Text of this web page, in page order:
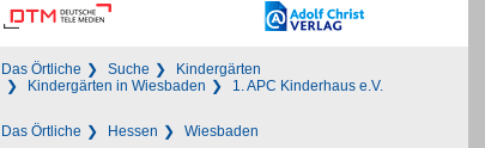
Das Örtliche Suche
Kindergärten
Kindergärten in Wiesbaden
1. APC Kinderhaus e.V.
Das Örtliche Hessen Wiesbaden